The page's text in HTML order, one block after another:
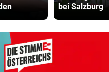
bei Salzburg